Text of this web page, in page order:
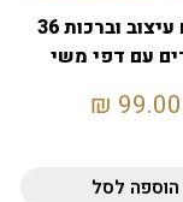
אלבום עיצוב וברכות 36
עם דפי משי
99.00
₪
הוספה לסל